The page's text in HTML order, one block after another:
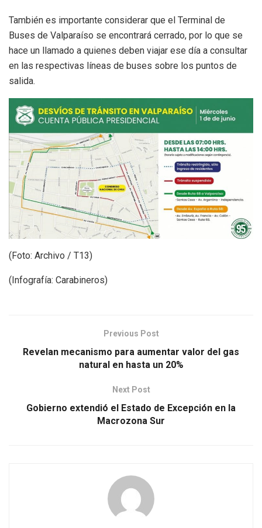
También es importante considerar que el Terminal de
Buses de Valparaíso se encontrará cerrado, por lo que se
hace un llamado a quienes deben viajar ese día a consultar
en las respectivas líneas de buses sobre los puntos de
salida.
(Foto: Archivo / T13)
(Infografía: Carabineros)
Previous Post
Revelan mecanismo para aumentar valor del gas
natural en hasta un 20%
Next Post
Gobierno extendió el Estado de Excepción en la
Macrozona Sur